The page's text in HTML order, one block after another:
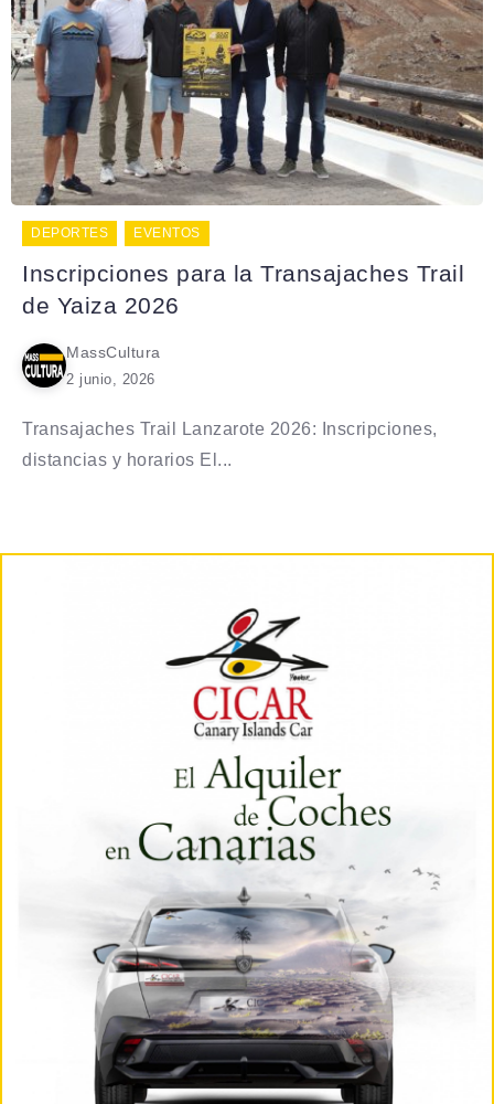
DEPORTES EVENTOS
Inscripciones para la Transajaches Trail
de Yaiza 2026
MassCultura
2 junio, 2026
Transajaches Trail Lanzarote 2026: Inscripciones,
distancias y horarios El...